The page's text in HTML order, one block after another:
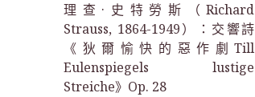
理查·史特勞斯（Richard
Strauss, 1864-1949）：交響詩
《狄爾愉快的惡作劇Till
Eulenspiegels lustige
Streiche》Op. 28